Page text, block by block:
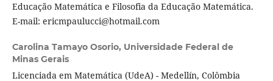
Educação Matemática e Filosofia da Educação Matemática.
E-mail: ericmpaulucci@hotmail.com
Carolina Tamayo Osorio, Universidade Federal de
Minas Gerais
Licenciada em Matemática (UdeA) - Medellín, Colômbia